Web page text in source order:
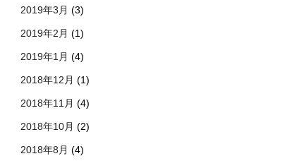
2019年3月 (3)
2019年2月 (1)
2019年1月 (4)
2018年12月 (1)
2018年11月 (4)
2018年10月 (2)
2018年8月 (4)